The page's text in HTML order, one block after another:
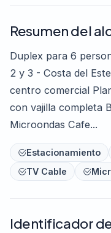
Resumen del
Duplex para 6
2 y 3 - Costa del
centro comercial
con vajilla completa
Microondas Cafe...
Estacionamiento
TV Cable
Identificador